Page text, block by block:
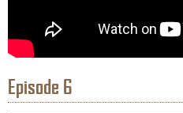
Episode 6